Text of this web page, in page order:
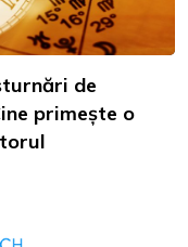
de
primește o